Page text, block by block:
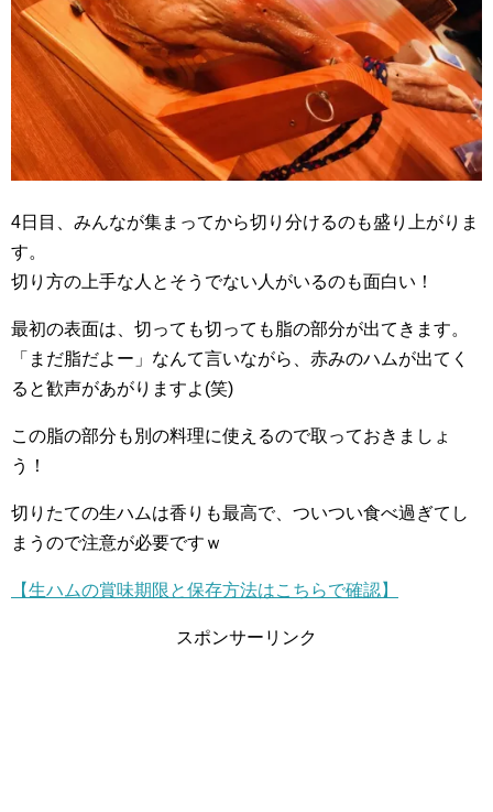
4日目、みんなが集まってから切り分けるのも盛り上がりま
す。
切り方の上手な人とそうでない人がいるのも面白い！
最初の表面は、切っても切っても脂の部分が出てきます。
「まだ脂だよー」なんて言いながら、赤みのハムが出てく
ると歓声があがりますよ(笑)
この脂の部分も別の料理に使えるので取っておきましょ
う！
切りたての生ハムは香りも最高で、ついつい食べ過ぎてし
まうので注意が必要ですｗ
【生ハムの賞味期限と保存方法はこちらで確認】
スポンサーリンク